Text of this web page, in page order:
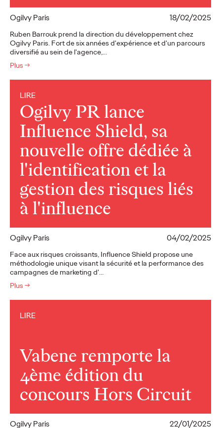
Ogilvy Paris 18/02/2025
Ruben Barrouk prend la direction du développement chez
Ogilvy Paris. Fort de six années d'expérience et d'un parcours
diversifié au sein de l'agence,…
Plus →
LIRE
Ogilvy PR lance
Influence Shield, sa
nouvelle offre dédiée à
l'identification et la
gestion des risques liés
à l'influence
Ogilvy Paris 04/02/2025
Face aux risques croissants, Influence Shield propose une
méthodologie unique visant la sécurité et la performance des
campagnes de marketing d'…
Plus →
LIRE
Vabene remporte la
4ème édition du
concours Hors Circuit
Ogilvy Paris 22/01/2025